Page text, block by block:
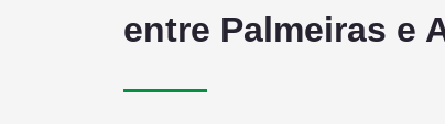
entre Palmeiras e